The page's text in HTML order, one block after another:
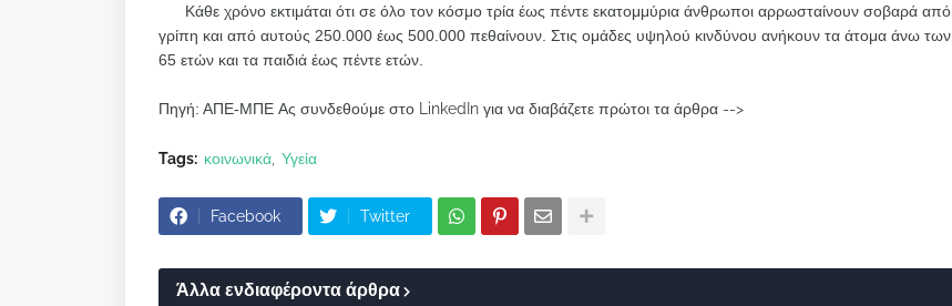
Κάθε χρόνο εκτιμάται ότι σε όλο τον κόσμο τρία έως πέντε εκατομμύρια άνθρωποι αρρωσταίνουν σοβαρά από
γρίπη και από αυτούς 250.000 έως 500.000 πεθαίνουν. Στις ομάδες υψηλού κινδύνου ανήκουν τα άτομα άνω των
65 ετών και τα παιδιά έως πέντε ετών.
Πηγή: ΑΠΕ-ΜΠΕ Ας συνδεθούμε στο LinkedIn για να διαβάζετε πρώτοι τα άρθρα -->
Tags: κοινωνικά Υγεία
Facebook Twitter
Άλλα ενδιαφέροντα άρθρα